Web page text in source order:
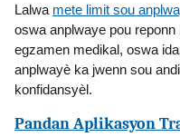
Lalwa mete limit sou
oswa anplwaye pou
egzamen medikal, oswa
anplwayè ka jwenn sou
konfidansyèl.
Pandan Aplikasyon